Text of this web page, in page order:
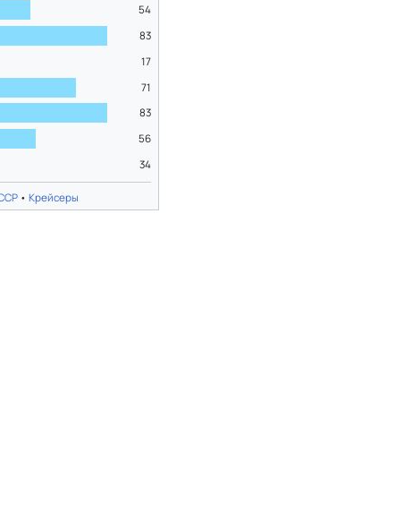
54
83
17
71
83
56
34
• Крейсеры